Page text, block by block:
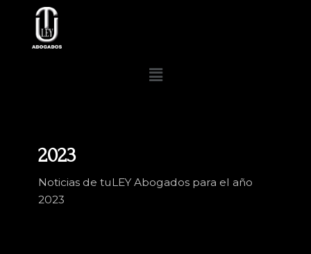
contenido
Menú
2023
Noticias de tuLEY Abogados para el año
2023